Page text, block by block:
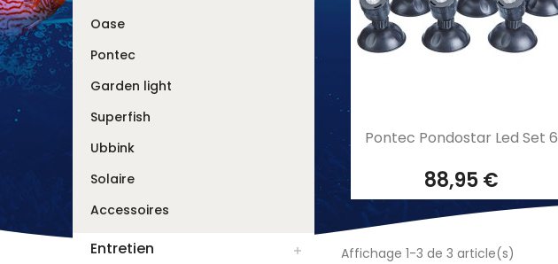
Oase
Pontec
Garden light
Superfish
Ubbink
Solaire
Accessoires
Entretien 
Aperçu rapide
Pontec Pondostar Led Set 6
88,95 €
Affichage 1-3 de 3 article(s)